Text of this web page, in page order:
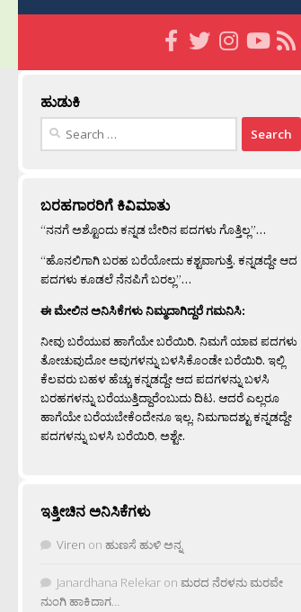
ಹುಡುಕಿ
Search
ಬರಹಗಾರರಿಗೆ ಕಿವಿಮಾತು
“ನನಗೆ ಅಶ್ಟೊಂದು ಕನ್ನಡ ಬೇರಿನ ಪದಗಳು ಗೊತ್ತಿಲ್ಲ”…
“ಹೊನಲಿಗಾಗಿ ಬರಹ ಬರೆಯೋದು ಕಶ್ಟವಾಗುತ್ತೆ. ಕನ್ನಡದ್ದೇ ಆದ
ಪದಗಳು ಕೂಡಲೆ ನೆನಪಿಗೆ ಬರಲ್ಲ”…
ಈ ಮೇಲಿನ ಅನಿಸಿಕೆಗಳು ನಿಮ್ಮದಾಗಿದ್ದರೆ ಗಮನಿಸಿ:
ನೀವು ಬರೆಯುವ ಹಾಗೆಯೇ ಬರೆಯಿರಿ. ನಿಮಗೆ ಯಾವ ಪದಗಳು
ತೋಚುವುದೋ ಅವುಗಳನ್ನು ಬಳಸಿಕೊಂಡೇ ಬರೆಯಿರಿ. ಇಲ್ಲಿ
ಕೆಲವರು ಬಹಳ ಹೆಚ್ಚು ಕನ್ನಡದ್ದೇ ಆದ ಪದಗಳನ್ನು ಬಳಸಿ
ಬರಹಗಳನ್ನು ಬರೆಯುತ್ತಿದ್ದಾರೆಂಬುದು ದಿಟ. ಆದರೆ ಎಲ್ಲರೂ
ಹಾಗೆಯೇ ಬರೆಯಬೇಕೆಂದೇನೂ ಇಲ್ಲ. ನಿಮಗಾದಶ್ಟು ಕನ್ನಡದ್ದೇ
ಪದಗಳನ್ನು ಬಳಸಿ ಬರೆಯಿರಿ, ಅಶ್ಟೇ.
ಇತ್ತೀಚಿನ ಅನಿಸಿಕೆಗಳು
Viren on ಹುಣಸೆ ಹುಳಿ ಅನ್ನ
Janardhana Relekar on ಮರದ ನೆರಳನು ಮರವೇ
ನುಂಗಿ ಹಾಕಿದಾಗ…